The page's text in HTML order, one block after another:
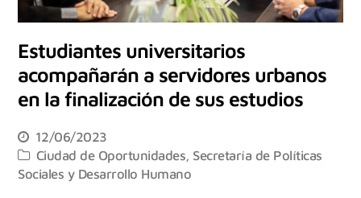
Estudiantes universitarios
acompañarán a servidores urbanos
en la finalización de sus estudios
12/06/2023
Ciudad de Oportunidades Secretaría de Políticas
Sociales y Desarrollo Humano